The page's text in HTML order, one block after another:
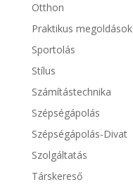
Otthon
Praktikus megoldások
Sportolás
Stílus
Számítástechnika
Szépségápolás
Szépségápolás-Divat
Szolgáltatás
Társkereső